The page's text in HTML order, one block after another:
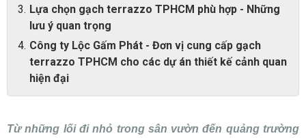
Lựa chọn gạch terrazzo TPHCM phù hợp - Những
lưu ý quan trọng
Công ty Lộc Gấm Phát - Đơn vị cung cấp gạch
terrazzo TPHCM cho các dự án thiết kế cảnh quan
hiện đại
Từ những lối đi nhỏ trong sân vườn đến quảng trường